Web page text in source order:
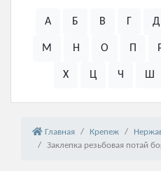
А Б В Г Д
М Н О П
Х Ц Ч Ш
Главная Крепеж
Заклепка резьбовая потай